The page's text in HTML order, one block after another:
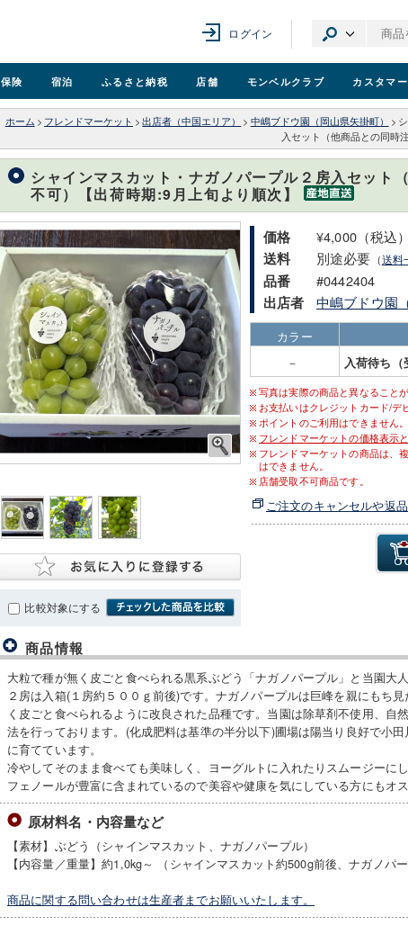
ログイン
保険 宿泊 ふるさと納税 店舗 モンベルクラブ カスタマ
ホーム > フレンドマーケット > 出店者（中国エリア） > 中嶋ブドウ園（岡山県矢掛町） >
入セット（他商品との同時
シャインマスカット・ナガノパープル２房入セット
不可）【出荷時期:9月上旬より順次】
比較対象にする
価格 ¥4,000（税込）
送料 別途必要 （送料
品番 #0442404
出店者 中嶋ブドウ園
カラー
－
入荷待ち（
写真は実際の商品と異なることが
お支払いはクレジットカード/デ
ポイントのご利用はできません。
フレンドマーケットの価格表示
フレンドマーケットの商品は、
はできません。
店舗受取不可商品です。
ご注文のキャンセルや返
商品情報
大粒で種が無く皮ごと食べられる黒系ぶどう「ナガノパープル」と当園大
２房は入箱(１房約５００ｇ前後)です。ナガノパープルは巨峰を親にもち
く皮ごと食べられるように改良された品種です。当園は除草剤不使用、自
法を行っております。(化成肥料は基準の半分以下)圃場は陽当り良好で小
に育てています。
冷やしてそのまま食べても美味しく、ヨーグルトに入れたりスムージー
フェノールが豊富に含まれているので美容や健康を気にしている方にもオス
原材料名・内容量など
【素材】ぶどう（シャインマスカット、ナガノパープル）
【内容量／重量】約1,0kg～ （シャインマスカット約500g前後、ナガノパー
商品に関する問い合わせは生産者までお願いいたします。